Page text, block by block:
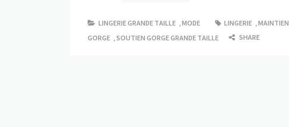
LINGERIE GRANDE TAILLE MODE LINGERIE MAINTIEN
GORGE
SOUTIEN GORGE GRANDE TAILLE SHARE